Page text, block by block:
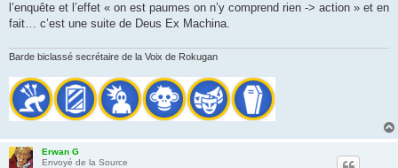
l’enquête et l’effet « on est paumes on n’y comprend rien -> action » et en
fait… c’est une suite de Deus Ex Machina.
Barde biclassé secrétaire de la Voix de Rokugan
Erwan G
Envoyé de la Source